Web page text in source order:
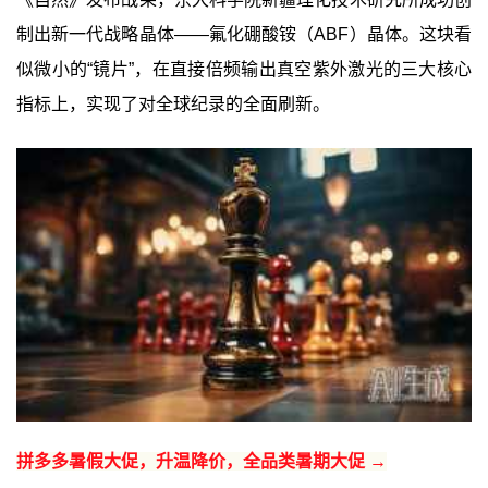
制出新一代战略晶体——氟化硼酸铵（ABF）晶体。这块看
似微小的“镜片”，在直接倍频输出真空紫外激光的三大核心
指标上，实现了对全球纪录的全面刷新。
拼多多暑假大促，升温降价，全品类暑期大促 →